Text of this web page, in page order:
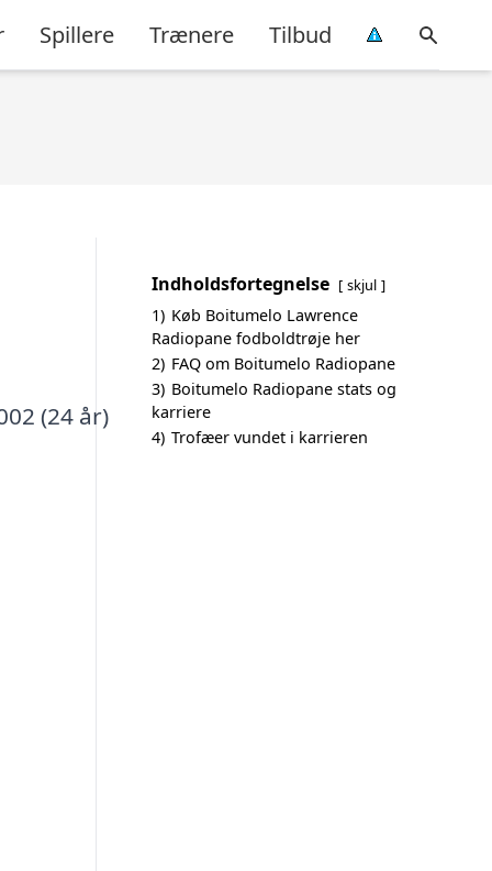
Spillere Trænere Tilbud
(24 år)
Indholdsfortegnelse skjul
1) Køb Boitumelo Lawrence
Radiopane fodboldtrøje her
2) FAQ om Boitumelo Radiopane
3) Boitumelo Radiopane stats og
karriere
4) Trofæer vundet i karrieren